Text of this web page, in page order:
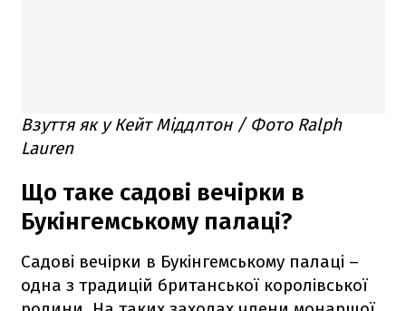
Взуття як у Кейт Міддлтон / Фото Ralph
Lauren
Що таке садові вечірки в
Букінгемському палаці?
Садові вечірки в Букінгемському палаці –
одна з традицій британської королівської